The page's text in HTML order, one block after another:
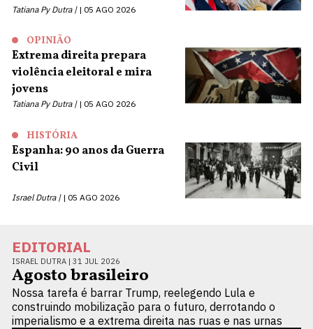
Tatiana Py Dutra | 05 AGO 2026
OPINIÃO
Extrema direita prepara
violência eleitoral e mira
jovens
Tatiana Py Dutra | 05 AGO 2026
HISTÓRIA
Espanha: 90 anos da Guerra
Civil
Israel Dutra | 05 AGO 2026
EDITORIAL
ISRAEL DUTRA | 31 JUL 2026
Agosto brasileiro
Nossa tarefa é barrar Trump, reelegendo Lula e
construindo mobilização para o futuro, derrotando o
imperialismo e a extrema direita nas ruas e nas urnas